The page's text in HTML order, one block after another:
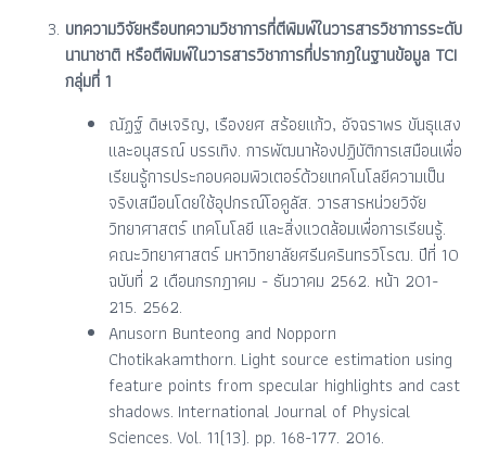
บทความวิจัยหรือบทความวิชาการที่ตีพิมพ์ในวารสารวิชาการระดับ
นานาชาติ หรือตีพิมพ์ในวารสารวิชาการที่ปรากฎในฐานข้อมูล TCI
กลุ่มที่ 1
ณัฏฐ์ ดิษเจริญ, เรืองยศ สร้อยแก้ว, อัจฉราพร ขันธุแสง
และอนุสรณ์ บรรเทิง. การพัฒนาห้องปฏิบัติการเสมือนเพื่อ
เรียนรู้การประกอบคอมพิวเตอร์ด้วยเทคโนโลยีความเป็น
จริงเสมือนโดยใช้อุปกรณ์โอคูลัส. วารสารหน่วยวิจัย
วิทยาศาสตร์ เทคโนโลยี และสิ่งแวดล้อมเพื่อการเรียนรู้.
คณะวิทยาศาสตร์ มหาวิทยาลัยศรีนครินทรวิโรฒ. ปีที่ 10
ฉบับที่ 2 เดือนกรกฎาคม - ธันวาคม 2562. หน้า 201-
215. 2562.
Anusorn Bunteong and Nopporn
Chotikakamthorn. Light source estimation using
feature points from specular highlights and cast
shadows. International Journal of Physical
Sciences. Vol. 11(13). pp. 168-177. 2016.